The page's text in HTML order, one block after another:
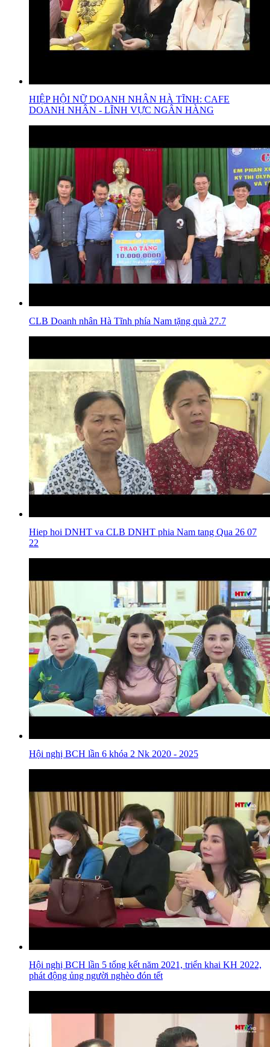
HIỆP HỘI NỮ DOANH NHÂN HÀ TĨNH: CAFE
DOANH NHÂN - LĨNH VỰC NGÂN HÀNG
CLB Doanh nhân Hà Tĩnh phía Nam tặng quà 27.7
Hiep hoi DNHT va CLB DNHT phia Nam tang Qua 26 07
22
Hội nghị BCH lần 6 khóa 2 Nk 2020 - 2025
Hội nghị BCH lần 5 tổng kết năm 2021, triển khai KH 2022,
phát động ủng người nghèo đón tết